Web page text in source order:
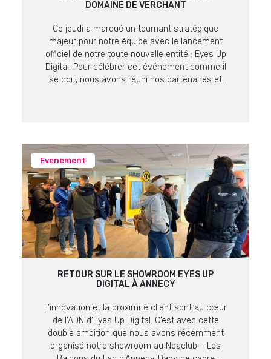
DOMAINE DE VERCHANT
Ce jeudi a marqué un tournant stratégique
majeur pour notre équipe avec le lancement
officiel de notre toute nouvelle entité : Eyes Up
Digital. Pour célébrer cet événement comme il
se doit, nous avons réuni nos partenaires et
Evenement
RETOUR SUR LE SHOWROOM EYES UP
DIGITAL À ANNECY
L’innovation et la proximité client sont au cœur
de l’ADN d’Eyes Up Digital. C’est avec cette
double ambition que nous avons récemment
organisé notre showroom au Neaclub – Les